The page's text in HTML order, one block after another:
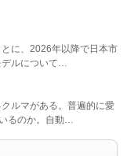
に、2026年以降で日本市
デルについて…
ルマがある。普遍的に愛
るのか。自動…